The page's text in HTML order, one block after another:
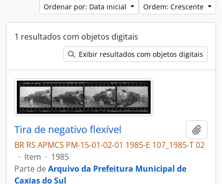
Ordenar por: Data inicial
Ordem: Crescente
1 resultados com objetos digitais
Exibir resultados com objetos digitais
Tira de negativo flexível
BR RS APMCS PM-15-01-02-01 1985-E 107_1985-T 02
· Item · 1985
Parte deArquivo da Prefeitura Municipal de
Caxias do Sul